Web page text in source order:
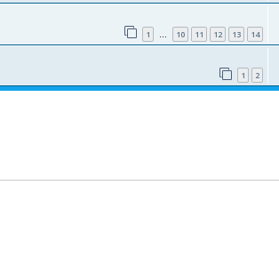
1 … 10 11 12 13 14
1 2